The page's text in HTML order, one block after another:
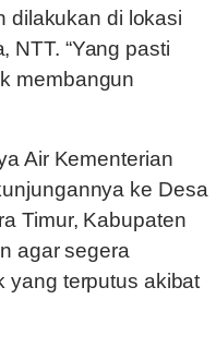
dilakukan di lokasi
NTT. “Yang pasti
membangun
Air Kementerian
ke Desa
Timur, Kabupaten
agar segera
yang terputus akibat